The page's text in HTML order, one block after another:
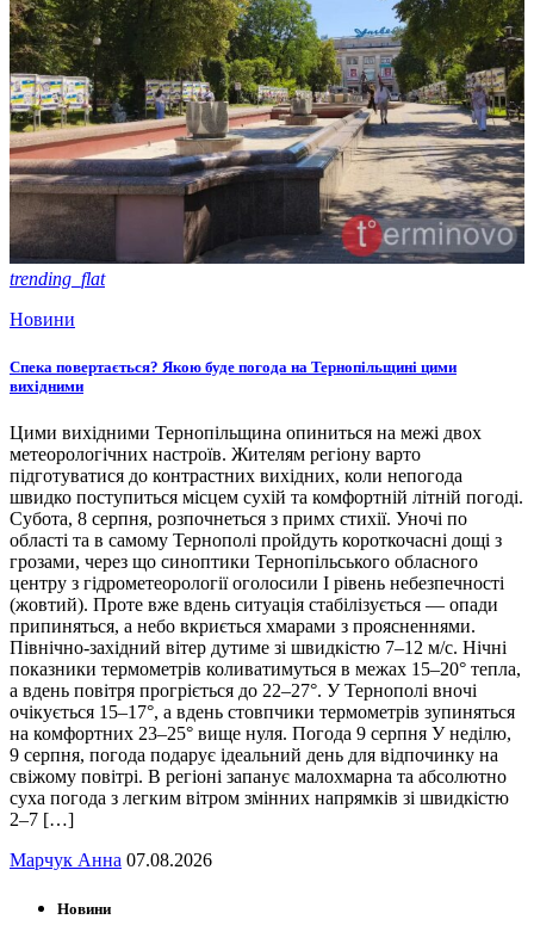
trending_flat
Новини
Спека повертається? Якою буде погода на Тернопільщині цими
вихідними
Цими вихідними Тернопільщина опиниться на межі двох
метеорологічних настроїв. Жителям регіону варто
підготуватися до контрастних вихідних, коли непогода
швидко поступиться місцем сухій та комфортній літній погоді.
Субота, 8 серпня, розпочнеться з примх стихії. Уночі по
області та в самому Тернополі пройдуть короткочасні дощі з
грозами, через що синоптики Тернопільського обласного
центру з гідрометеорології оголосили І рівень небезпечності
(жовтий). Проте вже вдень ситуація стабілізується — опади
припиняться, а небо вкриється хмарами з проясненнями.
Північно-західний вітер дутиме зі швидкістю 7–12 м/с. Нічні
показники термометрів коливатимуться в межах 15–20° тепла,
а вдень повітря прогріється до 22–27°. У Тернополі вночі
очікується 15–17°, а вдень стовпчики термометрів зупиняться
на комфортних 23–25° вище нуля. Погода 9 серпня У неділю,
9 серпня, погода подарує ідеальний день для відпочинку на
свіжому повітрі. В регіоні запанує малохмарна та абсолютно
суха погода з легким вітром змінних напрямків зі швидкістю
2–7 […]
Марчук Анна 07.08.2026
Новини